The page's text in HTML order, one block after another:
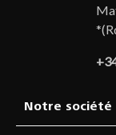
Notre société